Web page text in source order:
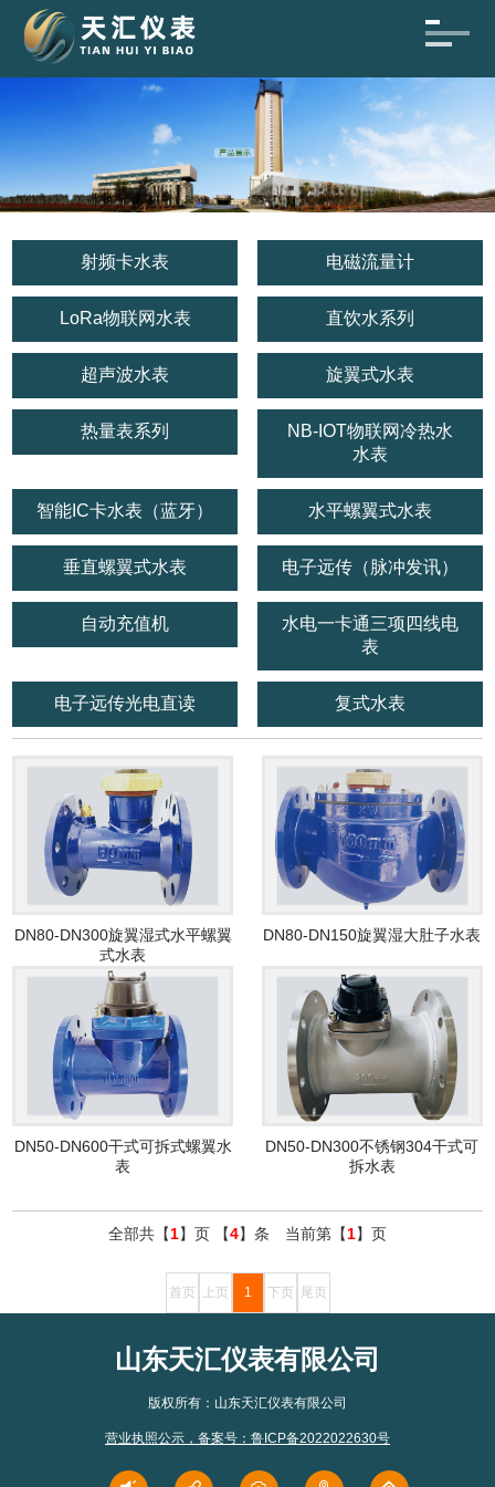
射频卡水表 电磁流量计
LoRa物联网水表 直饮水系列
超声波水表 旋翼式水表
热量表系列
NB-IOT物联网冷热水
水表
智能IC卡水表（蓝牙） 水平螺翼式水表
垂直螺翼式水表 电子远传（脉冲发讯）
自动充值机
水电一卡通三项四线电
表
电子远传光电直读 复式水表
DN80-DN300旋翼湿式水平螺翼
式水表
DN80-DN150旋翼湿大肚子水表
DN50-DN600干式可拆式螺翼水
表
DN50-DN300不锈钢304干式可
拆水表
全部共【1】页 【4】条 当前第【1】页
首页 上页 1 下页 尾页
山东天汇仪表有限公司
版权所有：山东天汇仪表有限公司
营业执照公示 ， 备案号：鲁ICP备2022022630号